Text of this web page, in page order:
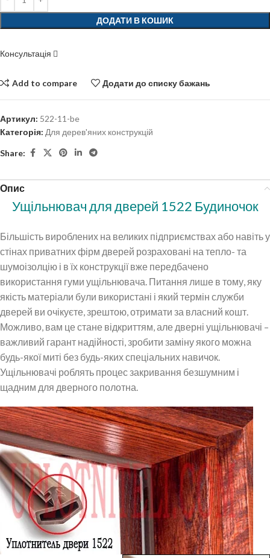
ДОДАТИ В КОШИК
Консультація
Add to compare Додати до списку бажань
Артикул: 522-11-be
Категорія: Для дерев'яних конструкцій
Share:
Опис
Ущільнювач для дверей 1522 Будиночок
Більшість вироблених на великих підприємствах або навіть у
стінах приватних фірм дверей розраховані на тепло- та
шумоізолцію і в їх конструкції вже передбачено
використання гуми ущільнювача. Питання лише в тому, яку
якість матеріали були використані і який термін служби
дверей ви очікуєте, зрештою, отримати за власний кошт.
Можливо, вам це стане відкриттям, але дверні ущільнювачі –
важливий гарант надійності, зробити заміну якого можна
будь-якої миті без будь-яких спеціальних навичок.
Ущільнювачі роблять процес закривання безшумним і
щадним для дверного полотна.